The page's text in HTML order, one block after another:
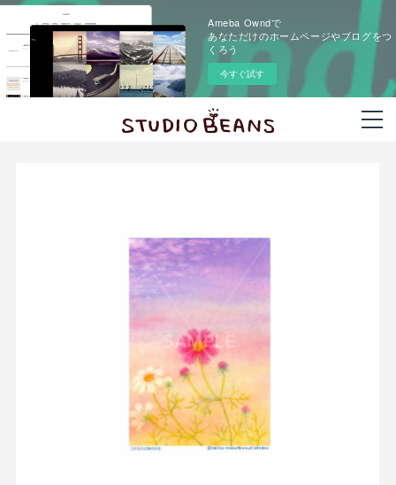
Ameba Owndで
あなただけのホームページやブログをつ
くろう
今すぐ試す